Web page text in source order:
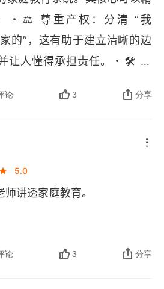
・
⚖
️ 尊重产权：分清 “我
的”，这有助于建立清晰的边
让人懂得承担责任。・ 🛠 ️ 崇
家务、解决问题）来获得满足
生常态。核心是 “谁承担后
为自己的选择负责，不抱怨、
当：与 “直面困境” 相辅相
培养判断力。・
是专注于每日微小的进步，“但
论 3 分享
5.0
讲透家庭教育。
论 3 分享